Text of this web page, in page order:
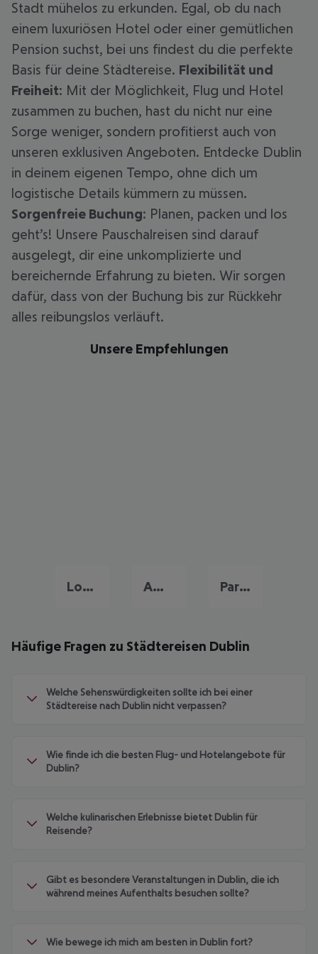
Stadt mühelos zu erkunden. Egal, ob du nach
einem luxuriösen Hotel oder einer gemütlichen
Pension suchst, bei uns findest du die perfekte
Basis für deine Städtereise. Flexibilität und
Freiheit: Mit der Möglichkeit, Flug und Hotel
zusammen zu buchen, hast du nicht nur eine
Sorge weniger, sondern profitierst auch von
unseren exklusiven Angeboten. Entdecke Dublin
in deinem eigenen Tempo, ohne dich um
logistische Details kümmern zu müssen.
Sorgenfreie Buchung: Planen, packen und los
geht’s! Unsere Pauschalreisen sind darauf
ausgelegt, dir eine unkomplizierte und
bereichernde Erfahrung zu bieten. Wir sorgen
dafür, dass von der Buchung bis zur Rückkehr
alles reibungslos verläuft.
Unsere Empfehlungen
London Reise Amsterdam Urlaub Paris Reise
Häufige Fragen zu Städtereisen Dublin
Welche Sehenswürdigkeiten sollte ich bei einer
Städtereise nach Dublin nicht verpassen?
Wie finde ich die besten Flug- und Hotelangebote für
Dublin?
Welche kulinarischen Erlebnisse bietet Dublin für
Reisende?
Gibt es besondere Veranstaltungen in Dublin, die ich
während meines Aufenthalts besuchen sollte?
Wie bewege ich mich am besten in Dublin fort?